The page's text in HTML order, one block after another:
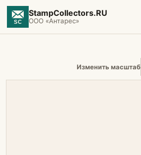
StampCollectors.RU
ООО «Антарес»
Изменить масштаб